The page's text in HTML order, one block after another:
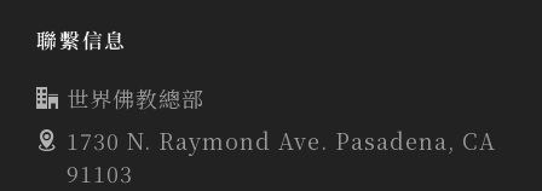
聯繫信息
世界佛教總部
1730 N. Raymond Ave. Pasadena, CA
91103